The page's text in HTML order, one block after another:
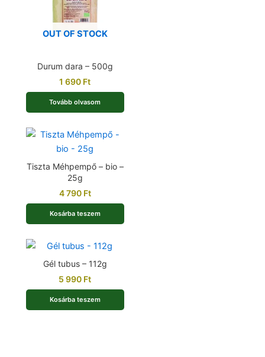
OUT OF STOCK
Durum dara – 500g
1 690 Ft
Tovább olvasom
Tiszta Méhpempő – bio –
25g
4 790 Ft
Kosárba teszem
Gél tubus – 112g
5 990 Ft
Kosárba teszem